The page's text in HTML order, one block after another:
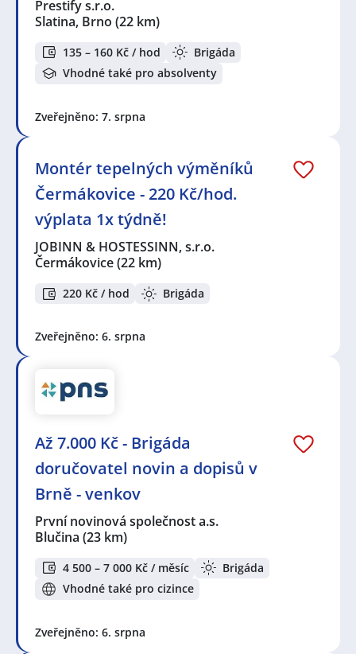
Prestify s.r.o.
Slatina, Brno (22 km)
135 – 160 Kč / hod
Brigáda
Vhodné také pro absolventy
Zveřejněno: 7. srpna
Montér tepelných výměníků
Čermákovice - 220 Kč/hod.
výplata 1x týdně!
JOBINN & HOSTESSINN, s.r.o.
Čermákovice(22 km)
220 Kč / hod Brigáda
Zveřejněno: 6. srpna
Až 7.000 Kč - Brigáda
doručovatel novin a dopisů v
Brně - venkov
První novinová společnost a.s.
Blučina (23 km)
4 500 – 7 000 Kč / měsíc
Brigáda
Vhodné také pro cizince
Zveřejněno: 6. srpna